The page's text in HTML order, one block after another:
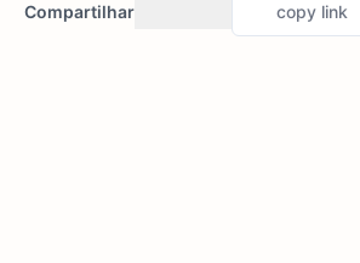
Compartilhar copy link